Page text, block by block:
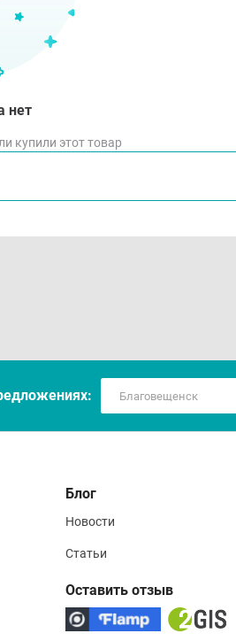
нет
купили этот товар
Блог
Новости
Статьи
Оставить отзыв